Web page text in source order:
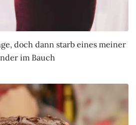
doch dann starb eines meiner
im Bauch